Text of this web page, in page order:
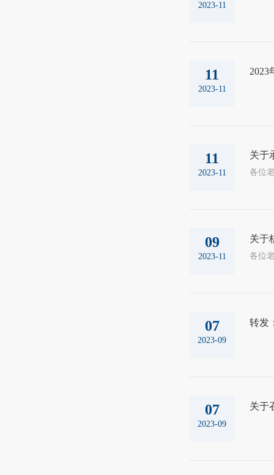
2023-11
11
2023-11
2023
11
2023-11
关于
各位
09
2023-11
关于
07
2023-09
转发
07
2023-09
关于